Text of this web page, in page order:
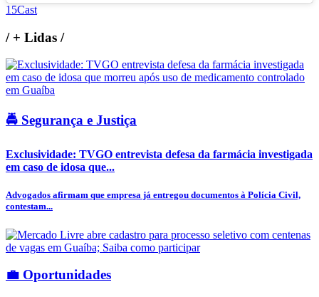
15Cast
/+ Lidas /
🚔 Segurança e Justiça
Exclusividade: TVGO entrevista defesa da farmácia investigada
em caso de idosa que...
Advogados afirmam que empresa já entregou documentos à Polícia Civil,
contestam...
💼 Oportunidades